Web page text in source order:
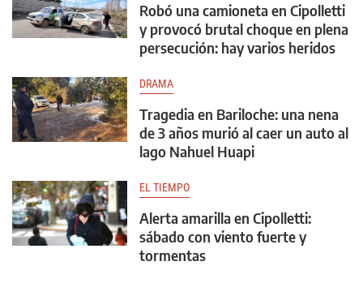
Robó una camioneta en Cipolletti
y provocó brutal choque en plena
persecución: hay varios heridos
DRAMA
Tragedia en Bariloche: una nena
de 3 años murió al caer un auto al
lago Nahuel Huapi
EL TIEMPO
Alerta amarilla en Cipolletti:
sábado con viento fuerte y
tormentas